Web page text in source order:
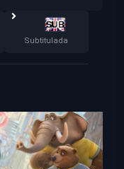
Subtitulada